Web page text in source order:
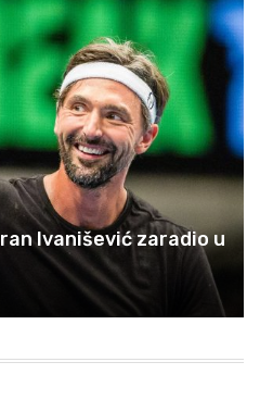
Ivanišević zaradio u